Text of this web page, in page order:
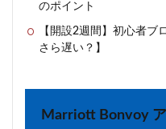
のポイント
【開設2週間】初心者ブ
さら遅い？】
Marriott Bonvoy